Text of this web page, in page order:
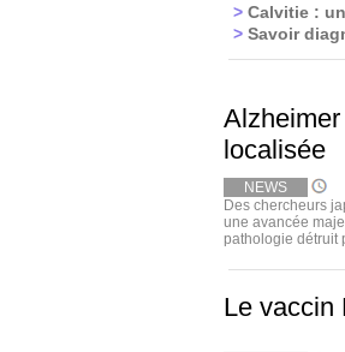
> Calvitie :
> Savoir
Alzheimer
localisée
NEWS
Des chercheurs
une avancée
pathologie détruit
Le vaccin